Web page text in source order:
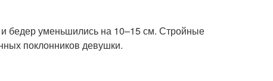
бедер уменьшились на 10–15 см. Стройные
поклонников девушки.